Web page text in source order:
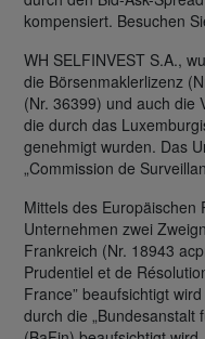
kompensiert. Besuchen
WH SELFINVEST S.A.,
die Börsenmaklerlizenz
(Nr. 36399) und auch die
die durch das
genehmigt wurden. Das
„Commission de
Mittels des Europäischen
Unternehmen zwei
Frankreich (Nr. 18943
Prudentiel et de
France” beaufsichtigt
durch die „Bundesanstalt